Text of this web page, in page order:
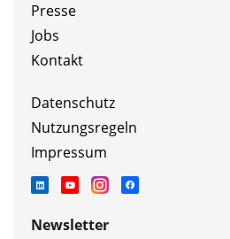
Presse
Jobs
Kontakt
Datenschutz
Nutzungsregeln
Impressum
Newsletter